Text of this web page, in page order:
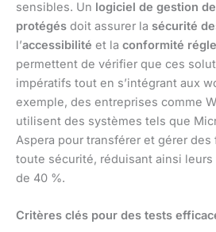
sensibles. Un logiciel de gestion
protégés doit assurer la sécurité
l’accessibilité et la conformité
permettent de vérifier que ces
impératifs tout en s’intégrant aux
exemple, des entreprises comme
utilisent des systèmes tels que
Aspera pour transférer et gérer
toute sécurité, réduisant ainsi
de 40 %.
Critères clés pour des tests